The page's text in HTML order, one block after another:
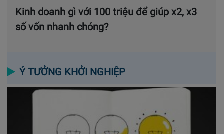
Kinh doanh gì với 100 triệu để giúp x2, x3
số vốn nhanh chóng?
Ý TƯỞNG KHỞI NGHIỆP